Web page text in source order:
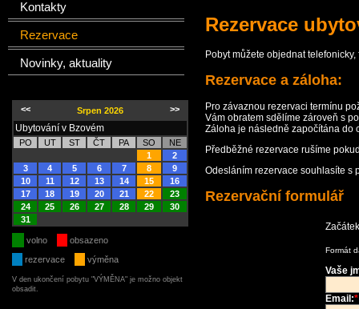
Kontakty
Rezervace
Novinky, aktuality
<< Srpen 2026 >>
Ubytování v Bzovém
PO UT ST ČT PA SO
NE
1
2
3
4 5 6 7 8
9
10
11 12 13 14 15
16
17
18 19 20 21 22
23
24
25 26 27 28 29
30
31
volno
obsazeno
rezervace
výměna
V den ukončení pobytu "VÝMĚNA" je možno objekt
obsadit.
Rezervace
Pobyt můžete objednat
Rezervace a záloha:
Pro závaznou rezervaci termínu
Vám obratem sdělíme zároveň s
Záloha je následně započítána do
Předběžné rezervace rušíme
Odesláním rezervace souhlasíte s
Rezervační formulář
Formát
Vaše
Email:*